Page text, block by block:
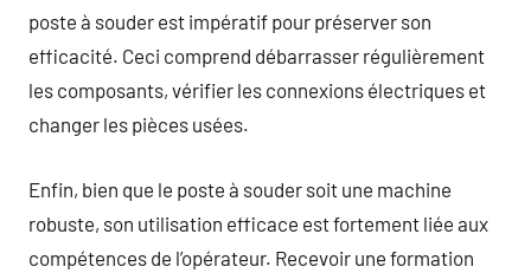
poste à souder est impératif pour préserver son
efficacité. Ceci comprend débarrasser régulièrement
les composants, vérifier les connexions électriques et
changer les pièces usées.
Enfin, bien que le poste à souder soit une machine
robuste, son utilisation efficace est fortement liée aux
compétences de l’opérateur. Recevoir une formation